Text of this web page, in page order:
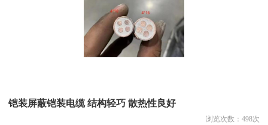
铠装屏蔽铠装电缆 结构轻巧 散热性良好
浏览次数： 498次